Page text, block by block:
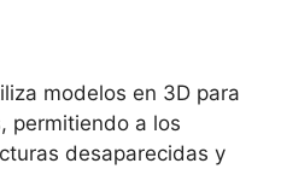
modelos en 3D para
permitiendo a los
desaparecidas y